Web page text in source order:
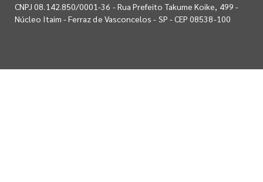
CNPJ 08.142.850/0001-36 - Rua Prefeito Takume Koike, 499 -
Núcleo Itaim - Ferraz de Vasconcelos - SP - CEP 08538-100